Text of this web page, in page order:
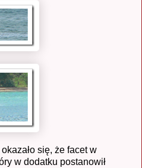
się, że facet w
w dodatku postanowił